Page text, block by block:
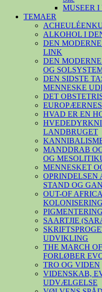
MUSEER I
TEMAER
ALKOHOL I
DEN
LINK
DEN
OG
DEN SIDSTE
MENNESKE
DET
HVAD ER EN
LANDBRUGET
MANDDRAB
OG
MENNESKET
OPRINDELSEN
STAND OG
OUT-OF
SAARTJIE
UDVIKLING
THE MARCH
FORLØBER
TRO OG VIDEN
VIDENSKAB,
UDVÆLGELSE